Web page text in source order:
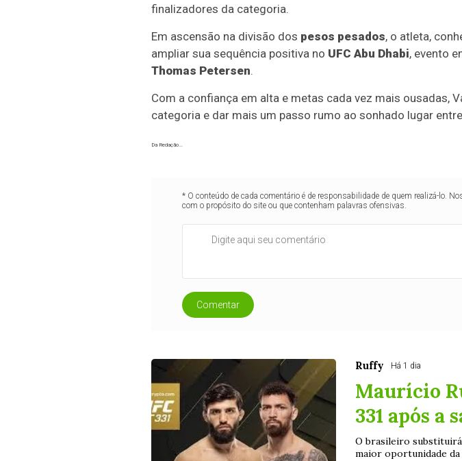
finalizadores da categoria.
Em ascensão na divisão dos pesos pesados, o atleta,
ampliar sua sequência positiva no UFC Abu Dhabi, evento
Thomas Petersen.
Com a confiança em alta e metas cada vez mais ousadas,
categoria e dar mais um passo rumo ao sonhado lugar
Da Redação...
* O conteúdo de cada comentário é de responsabilidade de quem realizá-lo.
com o propósito do site ou que contenham palavras ofensivas.
Comentar
Ruffy Há 1 dia
Maurício
331 após a
O brasileiro
maior oportunidade da